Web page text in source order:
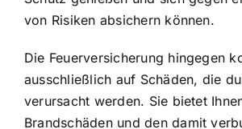
von Risiken absichern können.
Die Feuerversicherung hingegen
ausschließlich auf Schäden, die
verursacht werden. Sie bietet
Brandschäden und den damit